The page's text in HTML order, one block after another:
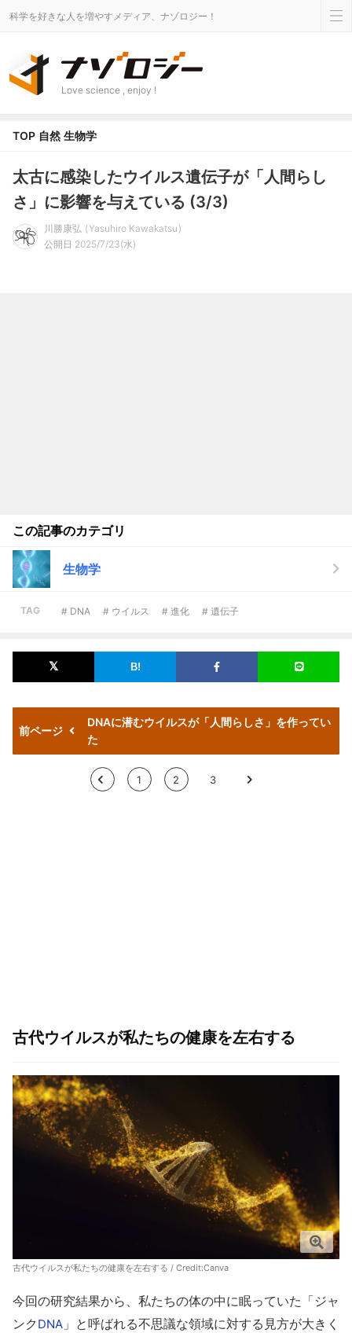
科学を好きな人を増やすメディア、ナゾロジー！
Love science , enjoy !
TOP 自然 生物学
太古に感染したウイルス遺伝子が「人間らし
さ」に影響を与えている (3/3)
川勝康弘
Yasuhiro Kawakatsu
公開日 2025/7/23(水)
この記事のカテゴリ
生物学
TAG # DNA # ウイルス # 進化 # 遺伝子
前ページ
DNAに潜むウイルスが「人間らしさ」を作ってい
た
< 1 2 3 >
古代ウイルスが私たちの健康を左右する
古代ウイルスが私たちの健康を左右する / Credit:Canva
今回の研究結果から、私たちの体の中に眠っていた「ジャ
ンク DNA 」と呼ばれる不思議な領域に対する見方が大きく